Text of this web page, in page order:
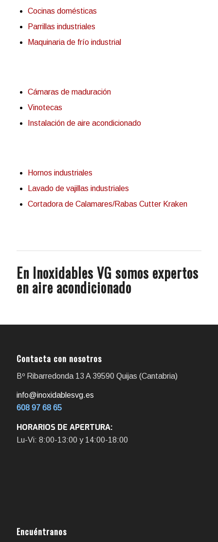
Cocinas domésticas
Parrillas industriales
Maquinaria de frío industrial
Cámaras de maduración
Vinotecas
Instalación de aire acondicionado
Hornos industriales
Lavado de vajillas industriales
Cortadora de Calamares/Rabas Cutter Kraken
En Inoxidables VG somos expertos
en aire acondicionado
Contacta con nosotros
Bº Ribarredonda 13 A 39590 Quijas (Cantabria)
info@inoxidablesvg.es
608 97 68 65
HORARIOS DE APERTURA:
Lu-Vi: 8:00-13:00 y 14:00-18:00
Encuéntranos